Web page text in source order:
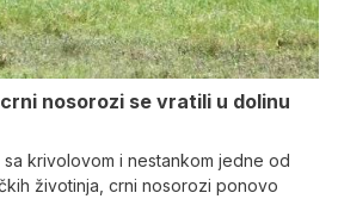
nosorozi se vratili u dolinu
krivolovom i nestankom jedne od
životinja, crni nosorozi ponovo